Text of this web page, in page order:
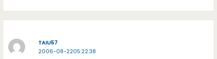
TAIU57
2006-08-2205:22:38